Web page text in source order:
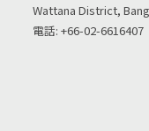
Wattana District,
電話: +66-02-